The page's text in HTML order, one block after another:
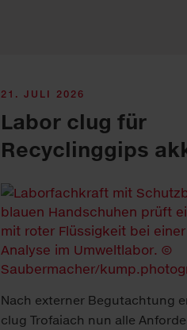
21. JULI 2026
Labor clug für
Recyclinggips
Nach ex­ter­ner Be­gutacht­ung
clug Tro­faiach nun alle